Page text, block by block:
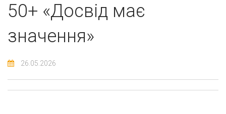
50+ «Досвід має
значення»
26.05.2026